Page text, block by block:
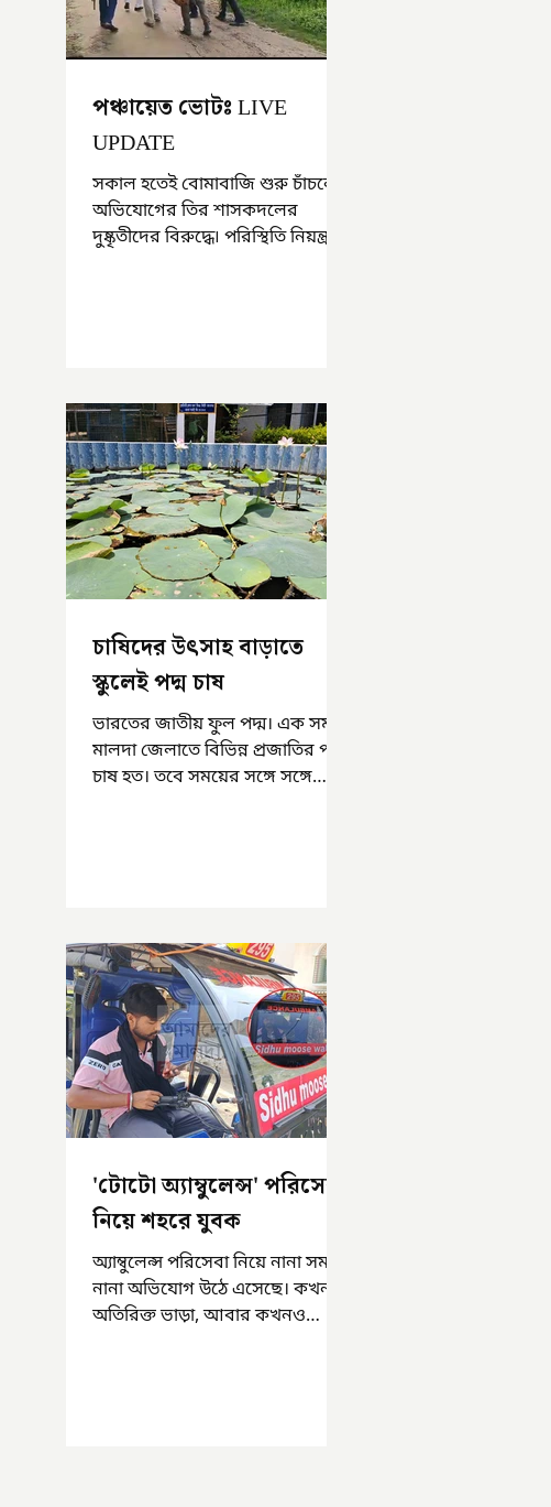
পঞ্চায়েত ভোটঃ LIVE
UPDATE
সকাল হতেই বোমাবাজি শুরু চাঁচলে৷
অভিযোগের তির শাসকদলের
দুষ্কৃতীদের বিরুদ্ধে৷ পরিস্থিতি নিয়ন্ত্রণে
চাষিদের উৎসাহ বাড়াতে
স্কুলেই পদ্ম চাষ
ভারতের জাতীয় ফুল পদ্ম। এক সময়
মালদা জেলাতে বিভিন্ন প্রজাতির পদ্ম
চাষ হত। তবে সময়ের সঙ্গে সঙ্গে
'টোটো অ্যাম্বুলেন্স' পরিসেবা
নিয়ে শহরে যুবক
অ্যাম্বুলেন্স পরিসেবা নিয়ে নানা সময়
নানা অভিযোগ উঠে এসেছে। কখনও
অতিরিক্ত ভাড়া, আবার কখনও